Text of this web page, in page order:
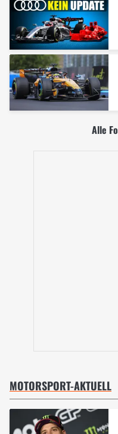
Alle
MOTORSPORT-AKTUELL